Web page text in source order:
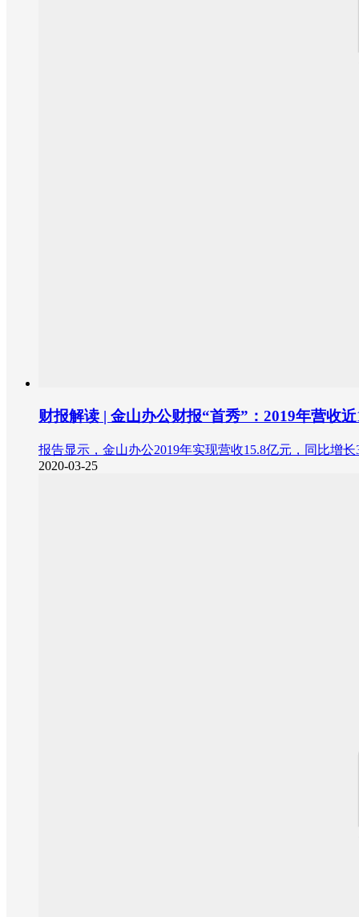
财报解读 | 金山办公财报“首秀”：2019年营收
报告显示，金山办公2019年实现营收15.8亿元，同比增
2020-03-25